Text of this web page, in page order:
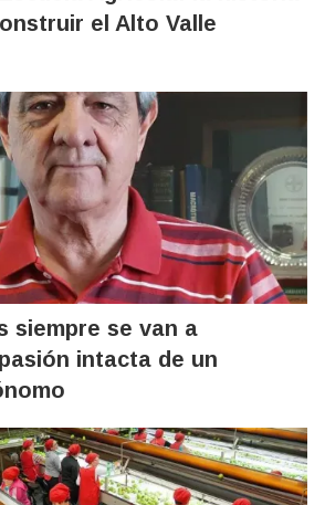
el Alto Valle
siempre se van a
intacta de un